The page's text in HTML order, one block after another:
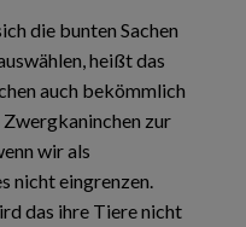
die bunten Sachen
heißt das
auch bekömmlich
zur
wir als
nicht eingrenzen.
das ihre Tiere nicht